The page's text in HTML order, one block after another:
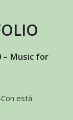
– Music for
está